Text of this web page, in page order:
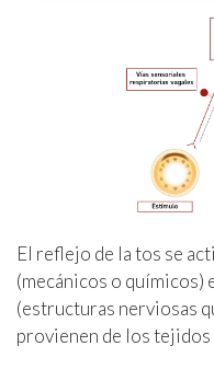
El reflejo de la tos se
(mecánicos o químicos)
(estructuras nerviosas
provienen de los